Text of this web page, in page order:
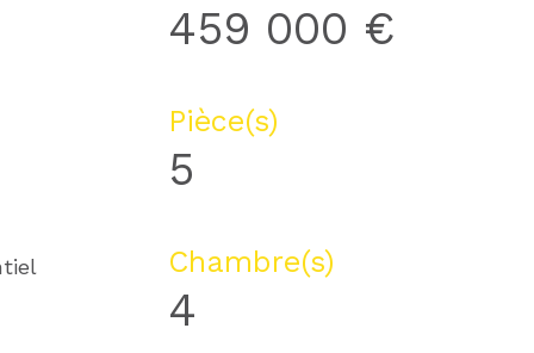
459 000 €
Pièce(s)
5
Chambre(s)
4